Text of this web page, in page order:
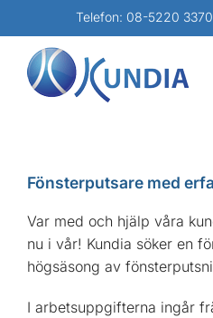
till
innehållet
Telefon: 08-5220 3370
Fönsterputsare med
Var med och hjälp våra
nu i vår! Kundia söker en
högsäsong av
I arbetsuppgifterna ingår